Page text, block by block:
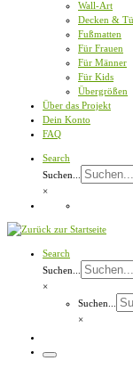
Wall-Art
Decken &
Fußmatten
Für Frauen
Für Männer
Für Kids
Übergrößen
Über das Projekt
Dein Konto
FAQ
Search
Suchen...
×
Search
Suchen...
×
Suchen...
×
Menü